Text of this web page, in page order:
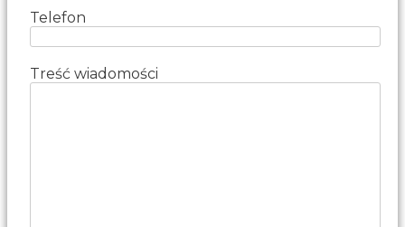
Telefon
Treść wiadomości